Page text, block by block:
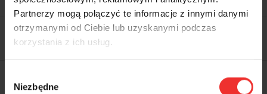
Partnerzy mogą połączyć te informacje z innymi danymi
otrzymanymi od Ciebie lub uzyskanymi podczas
korzystania z ich usług.
zgody
Niezbędne
ALLPASS
VIP
Dedykowana strefa VIP z
możliwością networkingu z
prelegentami i wystawcami w
WARTOŚĆ: 1970 zł